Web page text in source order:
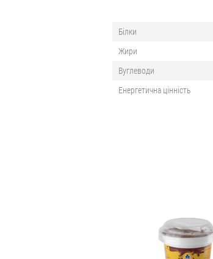
Білки
Жири
Вуглеводи
Енергетична цінність